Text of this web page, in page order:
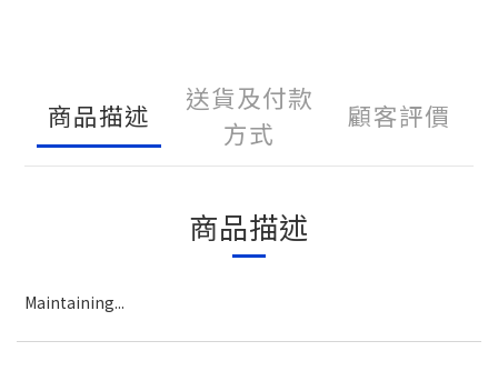
商品描述
送貨及付款
方式
顧客評價
商品描述
Maintaining...